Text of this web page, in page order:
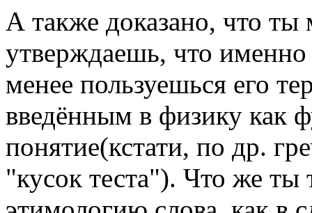
А также доказано, что
утверждаешь, что
менее пользуешься его
введённым в физику как
понятие(кстати, по др.
"кусок теста"). Что же ты